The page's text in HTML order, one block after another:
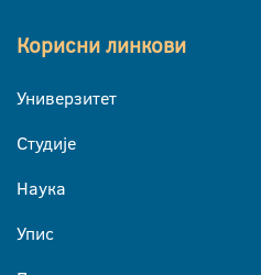
Корисни линкови
Универзитет
Студије
Наука
Упис